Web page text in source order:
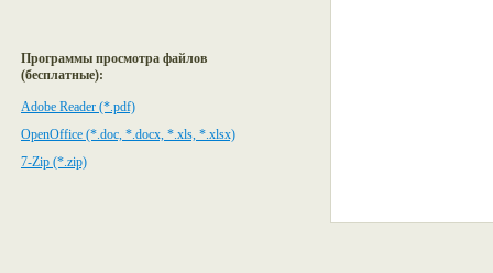
Программы просмотра файлов
(бесплатные):
Adobe Reader (*.pdf)
OpenOffice (*.doc, *.docx, *.xls, *.xlsx)
7-Zip (*.zip)